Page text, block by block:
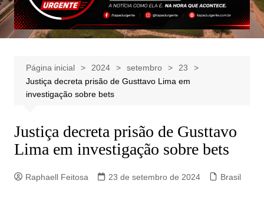
Página inicial 2024 setembro
23
Justiça decreta prisão de Gusttavo Lima em
investigação sobre bets
Justiça decreta prisão de Gusttavo
Lima em investigação sobre bets
Raphaell Feitosa 23 de setembro de 2024 Brasil